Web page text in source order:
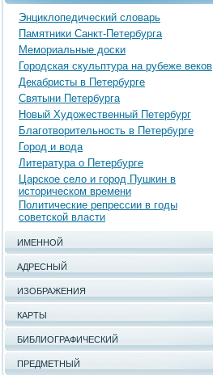
Энциклопедический словарь
Памятники Санкт-Петербурга
Мемориальные доски
Городская скульптура на рубеже веков
Декабристы в Петербурге
Святыни Петербурга
Новый Художественный Петербург
Благотворительность в Петербурге
Город и вода
Литература о Петербурге
Царское село и город Пушкин в
историческом времени
Политические репрессии в годы
советской власти
ИМЕННОЙ
АДРЕСНЫЙ
ИЗОБРАЖЕНИЯ
КАРТЫ
БИБЛИОГРАФИЧЕСКИЙ
ПРЕДМЕТНЫЙ